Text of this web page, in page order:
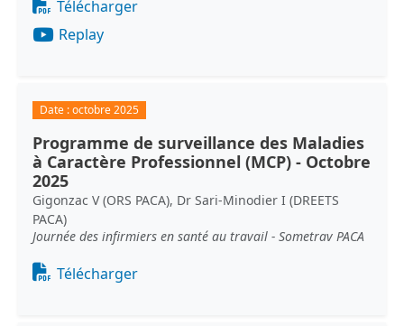
Télécharger
Replay
Date :octobre 2025
Programme de surveillance des Maladies
à Caractère Professionnel (MCP) - Octobre
2025
Gigonzac V (ORS PACA), Dr Sari-Minodier I (DREETS
PACA)
Journée des infirmiers en santé au travail - Sometrav PACA
Document
Télécharger